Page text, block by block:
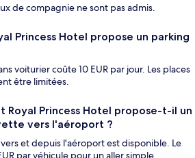
de compagnie ne sont pas admis.
Princess Hotel propose un parking
voiturier coûte 10 EUR par jour. Les places
être limitées.
Royal Princess Hotel propose-t-il un
vers l'aéroport ?
et depuis l'aéroport est disponible. Le
par véhicule pour un aller simple.